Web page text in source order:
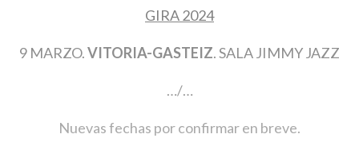
GIRA 2024
9 MARZO.VITORIA-GASTEIZ. SALA JIMMY JAZZ
…/…
Nuevas fechas por confirmar en breve.